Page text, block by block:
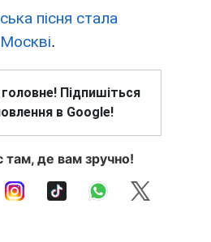
пісня стала
.
Підпишіться
в Google!
там, де вам зручно!